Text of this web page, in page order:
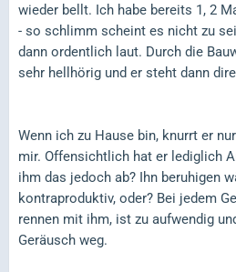
wieder bellt. Ich habe bereits 1, 2
- so schlimm scheint es nicht zu
dann ordentlich laut. Durch die
sehr hellhörig und er steht dann
Wenn ich zu Hause bin, knurrt er
mir. Offensichtlich hat er lediglich
ihm das jedoch ab? Ihn beruhigen
kontraproduktiv, oder? Bei jedem
rennen mit ihm, ist zu aufwendig
Geräusch weg.